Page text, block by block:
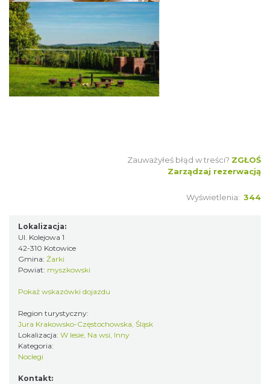
Zauważyłeś błąd w treści? ZGŁOŚ
Zarządzaj rezerwacją
Wyświetlenia: 344
Lokalizacja:
Ul. Kolejowa 1
42-310 Kotowice
Gmina: Żarki
Powiat: myszkowski
Pokaż wskazówki dojazdu
Region turystyczny:
Jura Krakowsko-Częstochowska, Śląsk
Lokalizacja: W lesie, Na wsi, Inny
Kategoria:
Noclegi
Kontakt: